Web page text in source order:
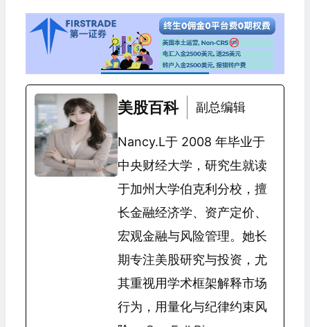
美股百科 副总编辑
Nancy.L于 2008 年毕业于
中央财经大学，研究生就读
于加州大学伯克利分校，擅
长金融经济学、资产定价、
宏观金融与风险管理。她长
期专注美股研究与投资，尤
其重视用学术框架解释市场
行为，用量化与纪律约束风